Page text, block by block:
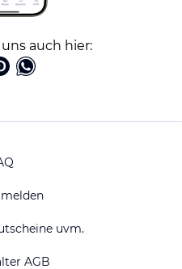
auch hier:
uvm.
AGB